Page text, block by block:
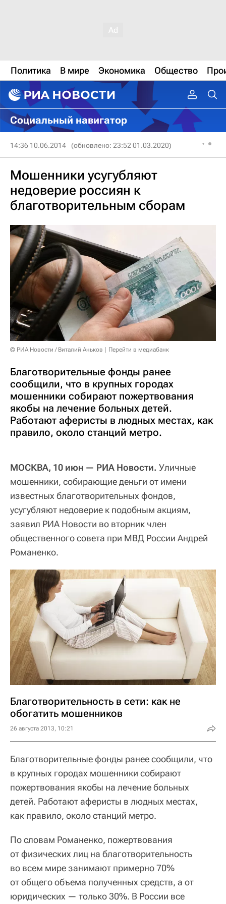
Политика В мире Экономика Общество
Социальный навигатор
14:36 10.06.2014 (обновлено: 23:52 01.03.2020)
Мошенники усугубляют
недоверие россиян к
благотворительным сборам
© РИА Новости / Виталий Аньков Перейти в медиабанк
Благотворительные фонды ранее
сообщили, что в крупных городах
мошенники собирают пожертвования
якобы на лечение больных детей.
Работают аферисты в людных местах, как
правило, около станций метро.
МОСКВА, 10 июн — РИА Новости. Уличные
мошенники, собирающие деньги от имени
известных благотворительных фондов,
усугубляют недоверие к подобным акциям,
заявил РИА Новости во вторник член
общественного совета при МВД России Андрей
Романенко.
Благотворительность в сети: как не
обогатить мошенников
26 августа 2013, 10:21
Благотворительные фонды ранее сообщили, что
в крупных городах мошенники собирают
пожертвования якобы на лечение больных
детей. Работают аферисты в людных местах,
как правило, около станций метро.
По словам Романенко, пожертвования
от физических лиц на благотворительность
во всем мире занимают примерно 70%
от общего объема полученных средств, а от
юридических — только 30%. В России все